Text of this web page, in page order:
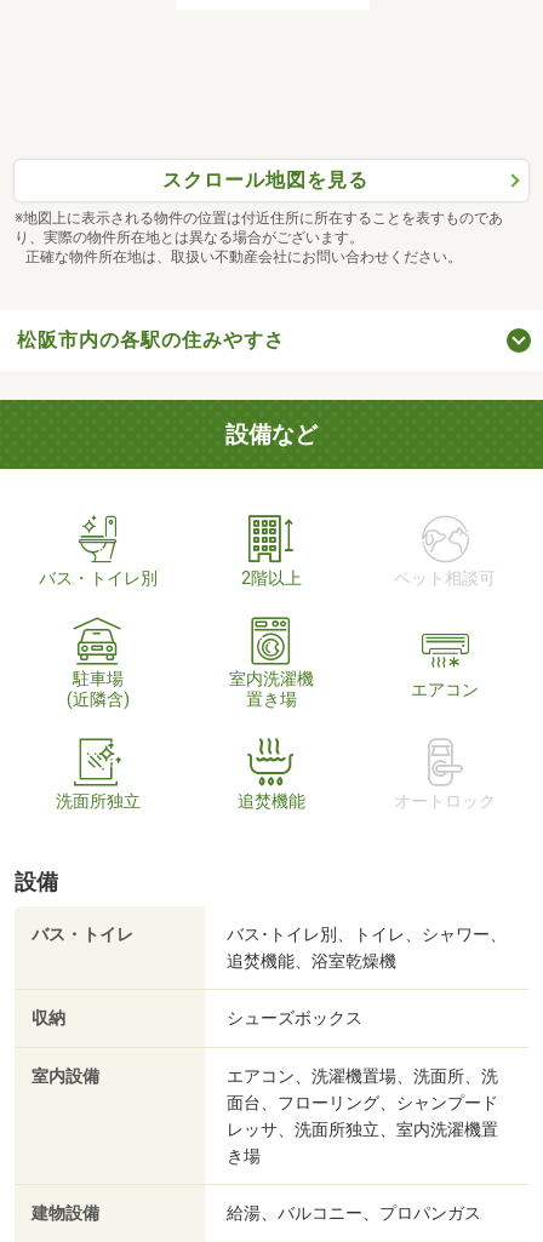
スクロール地図を見る
※地図上に表示される物件の位置は付近住所に所在することを表すものであ
り、実際の物件所在地とは異なる場合がございます。
正確な物件所在地は、取扱い不動産会社にお問い合わせください。
松阪市内の各駅の住みやすさ
設備など
バス・トイレ別 2階以上 ペット相談可
駐車場
(近隣含)
室内洗濯機
置き場
エアコン
洗面所独立 追焚機能 オートロック
設備
バス・トイレ
バス･トイレ別、トイレ、シャワー、
追焚機能、浴室乾燥機
収納 シューズボックス
室内設備
エアコン、洗濯機置場、洗面所、洗
面台、フローリング、シャンプード
レッサ、洗面所独立、室内洗濯機置
き場
建物設備 給湯、バルコニー、プロパンガス